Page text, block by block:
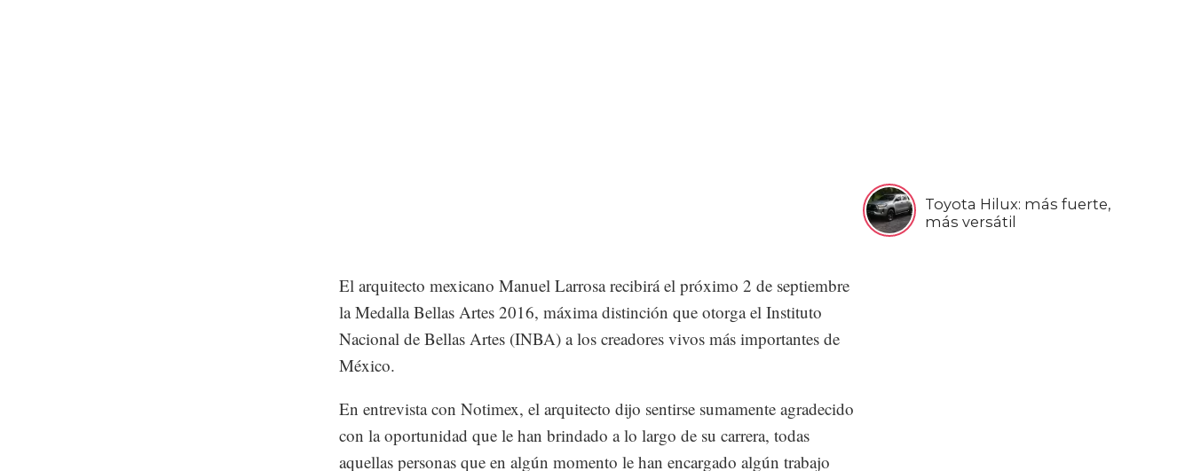
Toyota Hilux: más fuerte,
más versátil
El arquitecto mexicano Manuel Larrosa recibirá el próximo 2 de septiembre
la Medalla Bellas Artes 2016, máxima distinción que otorga el Instituto
Nacional de Bellas Artes (INBA) a los creadores vivos más importantes de
México.
En entrevista con Notimex, el arquitecto dijo sentirse sumamente agradecido
con la oportunidad que le han brindado a lo largo de su carrera, todas
aquellas personas que en algún momento le han encargado algún trabajo